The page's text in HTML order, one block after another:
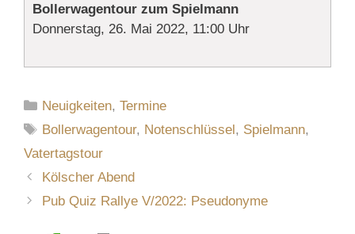
Bollerwagentour zum Spielmann
Donnerstag, 26. Mai 2022, 11:00 Uhr
Kategorien
Neuigkeiten,Termine
Schlagwörter
Bollerwagentour, Notenschlüssel, Spielmann,
Vatertagstour
Kölscher Abend
Pub Quiz Rallye V/2022: Pseudonyme